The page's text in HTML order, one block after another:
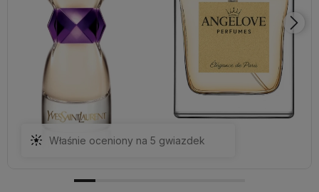
Właśnie oceniony na 5 gwiazdek